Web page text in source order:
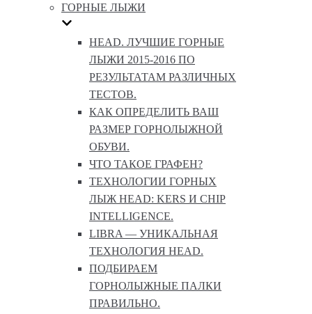
ГОРНЫЕ ЛЫЖИ
HEAD. ЛУЧШИЕ ГОРНЫЕ
ЛЫЖИ 2015-2016 ПО
РЕЗУЛЬТАТАМ РАЗЛИЧНЫХ
ТЕСТОВ.
КАК ОПРЕДЕЛИТЬ ВАШ
РАЗМЕР ГОРНОЛЫЖНОЙ
ОБУВИ.
ЧТО ТАКОЕ ГРАФЕН?
ТЕХНОЛОГИИ ГОРНЫХ
ЛЫЖ HEAD: KERS И CHIP
INTELLIGENCE.
LIBRA — УНИКАЛЬНАЯ
ТЕХНОЛОГИЯ HEAD.
ПОДБИРАЕМ
ГОРНОЛЫЖНЫЕ ПАЛКИ
ПРАВИЛЬНО.